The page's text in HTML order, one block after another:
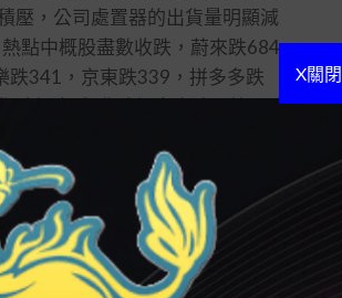
，公司處置器的出貨量明顯減
點中概股盡數收跌，蔚來跌684，
跌341，京東跌339，拼多多跌
佩克)與非歐佩克產油國第33次
200萬桶。 歐佩克決擇原油減
原油期貨收漲419美元，漲幅
元，漲幅370，報9792美元桶。
周上漲157。 美國9月新增就業
率為35，低于8月的37。非農
古史高位。9月美國炒魷魚率35，
X關閉